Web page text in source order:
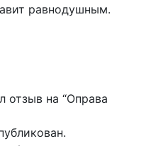
равнодушным.
отзыв на “Оправа